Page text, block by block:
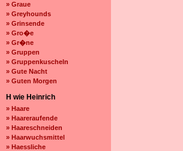
» Graue
» Greyhounds
» Grinsende
» Gro�e
» Gr�ne
» Gruppen
» Gruppenkuscheln
» Gute Nacht
» Guten Morgen
H wie Heinrich
» Haare
» Haareraufende
» Haareschneiden
» Haarwuchsmittel
» Haessliche